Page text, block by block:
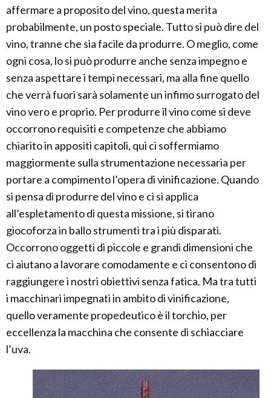
affermare a proposito del vino, questa merita
probabilmente, un posto speciale. Tutto si può dire del
vino, tranne che sia facile da produrre. O meglio, come
ogni cosa, lo si può produrre anche senza impegno e
senza aspettare i tempi necessari, ma alla fine quello
che verrà fuori sarà solamente un infimo surrogato del
vino vero e proprio. Per produrre il vino come si deve
occorrono requisiti e competenze che abbiamo
chiarito in appositi capitoli, qui ci soffermiamo
maggiormente sulla strumentazione necessaria per
portare a compimento l’opera di vinificazione. Quando
si pensa di produrre del vino e ci si applica
all’espletamento di questa missione, si tirano
giocoforza in ballo strumenti tra i più disparati.
Occorrono oggetti di piccole e grandi dimensioni che
ci aiutano a lavorare comodamente e ci consentono di
raggiungere i nostri obiettivi senza fatica. Ma tra tutti
i macchinari impegnati in ambito di vinificazione,
quello veramente propedeutico è il torchio, per
eccellenza la macchina che consente di schiacciare
l’uva.